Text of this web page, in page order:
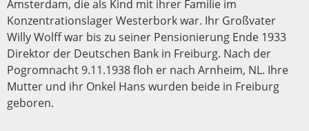
Amsterdam, die als Kind mit ihrer Familie im
Konzentrationslager Westerbork war. Ihr Großvater
Willy Wolff war bis zu seiner Pensionierung Ende 1933
Direktor der Deutschen Bank in Freiburg. Nach der
Pogromnacht 9.11.1938 floh er nach Arnheim, NL. Ihre
Mutter und ihr Onkel Hans wurden beide in Freiburg
geboren.